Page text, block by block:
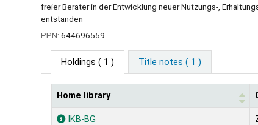
freier Berater in der Entwicklung neuer Nutzungs-,
entstanden
PPN: 644696559
Holdings ( 1 ) Title notes ( 1 )
Holdings
Home library
IKB-BG